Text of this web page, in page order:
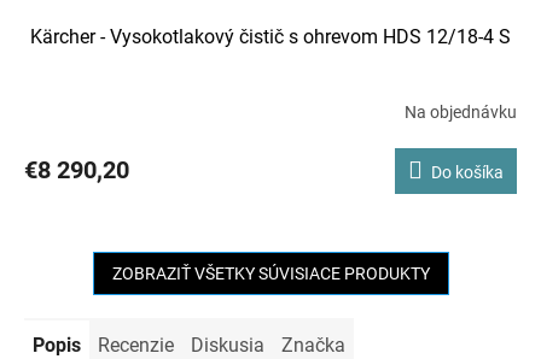
Kärcher - Vysokotlakový čistič s ohrevom HDS 12/18-4 S
Na objednávku
€8 290,20 Do košíka
ZOBRAZIŤ VŠETKY SÚVISIACE PRODUKTY
Popis Recenzie Diskusia Značka